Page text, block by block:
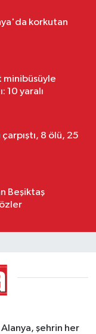
korkutan
10 yaralı
8 ölü, 25
Beşiktaş
şehrin her